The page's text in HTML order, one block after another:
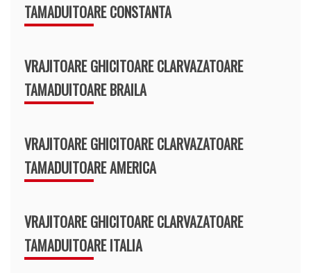
TAMADUITOARE CONSTANTA
VRAJITOARE GHICITOARE CLARVAZATOARE
TAMADUITOARE BRAILA
VRAJITOARE GHICITOARE CLARVAZATOARE
TAMADUITOARE AMERICA
VRAJITOARE GHICITOARE CLARVAZATOARE
TAMADUITOARE ITALIA